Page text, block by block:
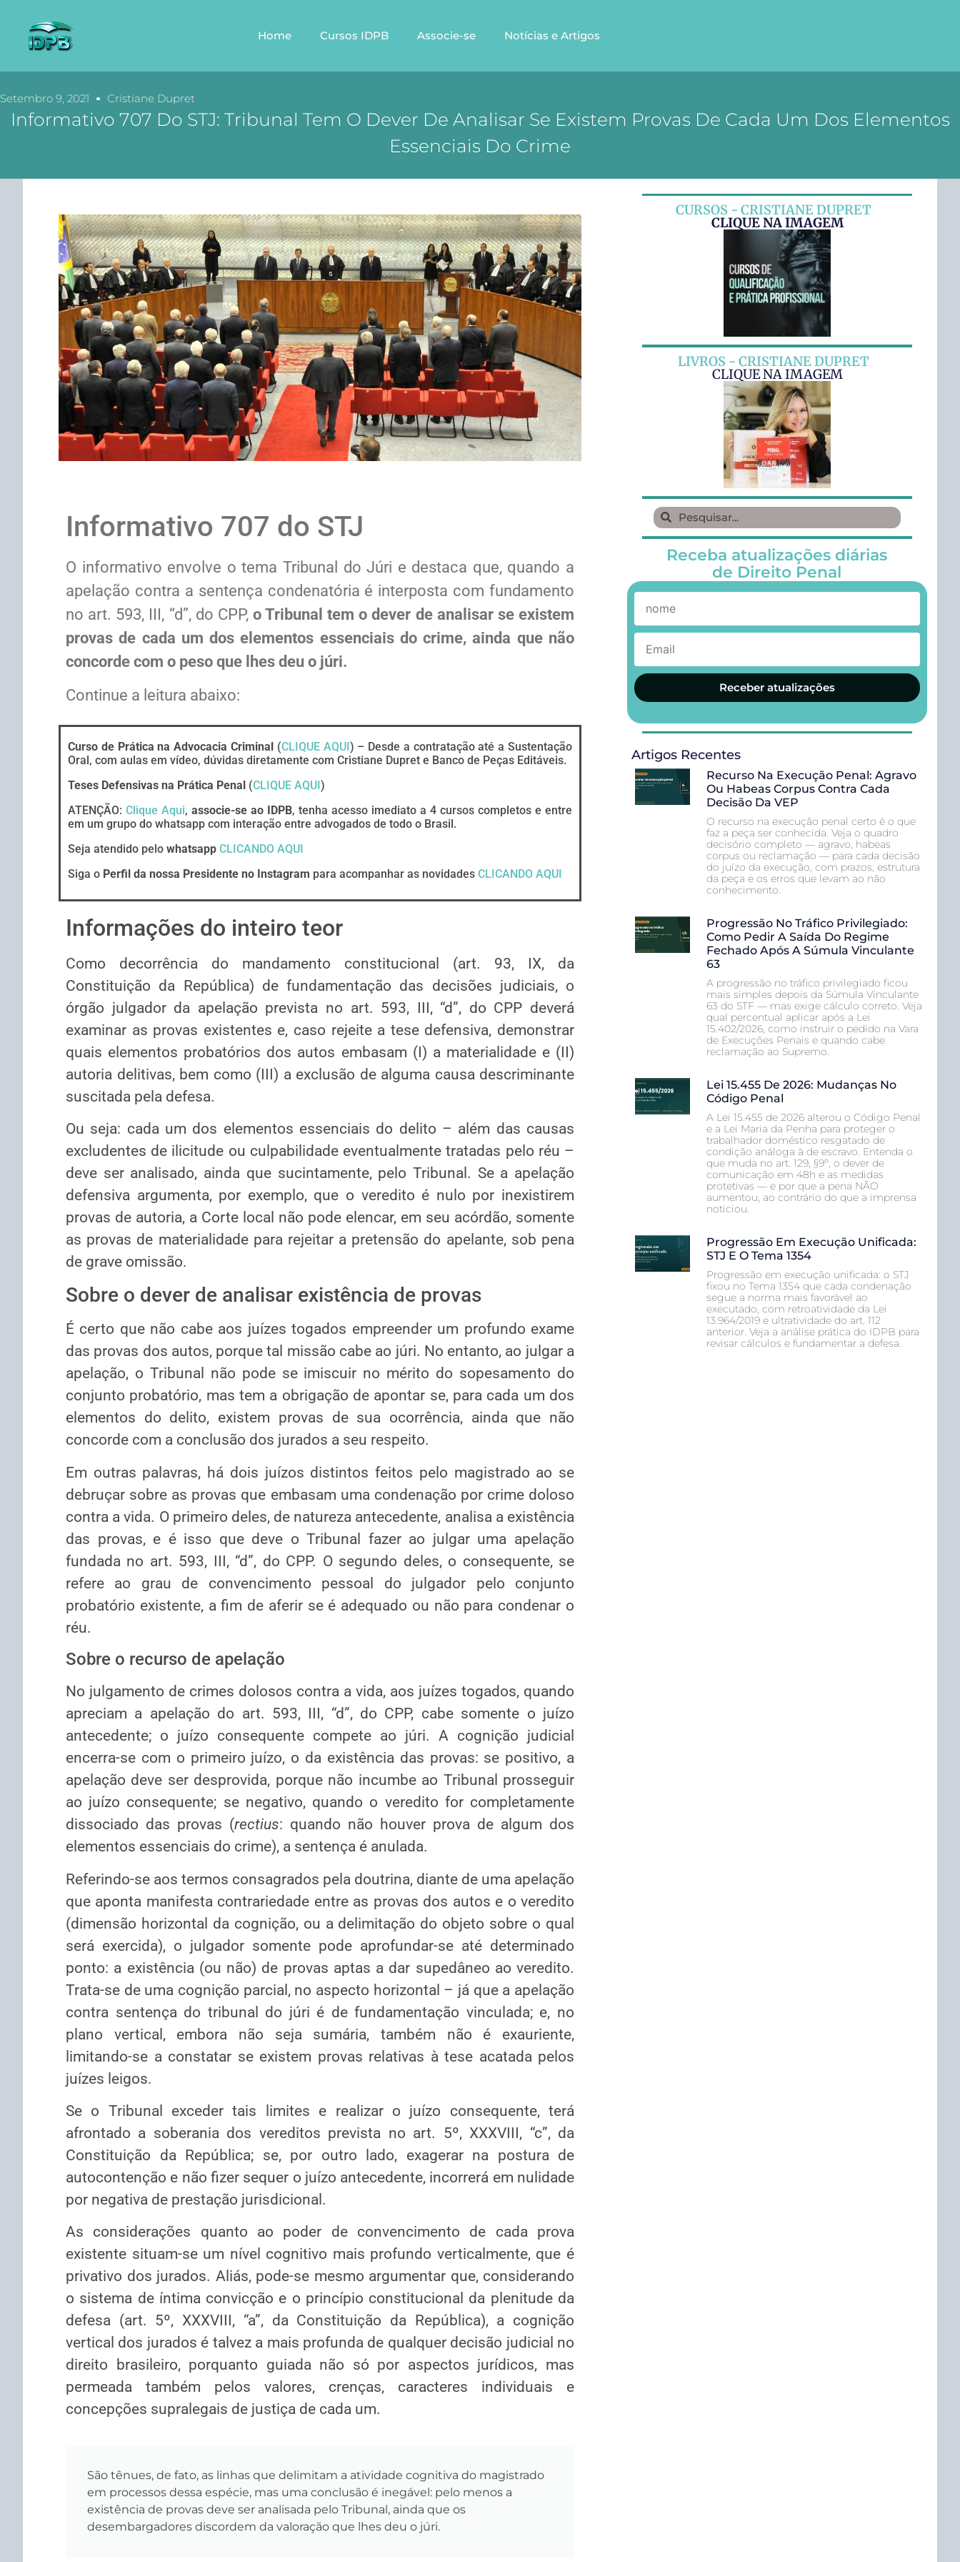
Home Cursos IDPB Associe-se Notícias e Artigos
Setembro 9, 2021 Cristiane Dupret
Informativo 707 Do STJ: Tribunal Tem O Dever De Analisar Se Existem Provas De Cada Um Dos Elementos
Essenciais Do Crime
Informativo 707 do STJ
O informativo envolve o tema Tribunal do Júri e destaca que, quando a
apelação contra a sentença condenatória é interposta com fundamento
no art. 593, III, “d”, do CPP, o Tribunal tem o dever de analisar se existem
provas de cada um dos elementos essenciais do crime, ainda que não
concorde com o peso que lhes deu o júri.
Continue a leitura abaixo:
Curso de Prática na Advocacia Criminal(CLIQUE AQUI) – Desde a contratação até a Sustentação
Oral, com aulas em vídeo, dúvidas diretamente com Cristiane Dupret e Banco de Peças Editáveis.
Teses Defensivas na Prática Penal (CLIQUE AQUI)
ATENÇÃO: Clique Aqui, associe-se ao IDPB, tenha acesso imediato a 4 cursos completos e entre
em um grupo do whatsapp com interação entre advogados de todo o Brasil.
Seja atendido pelo whatsapp CLICANDO AQUI
Siga o Perfil da nossa Presidente no Instagram para acompanhar as novidades CLICANDO AQUI
Informações do inteiro teor
Como decorrência do mandamento constitucional (art. 93, IX, da
Constituição da República) de fundamentação das decisões judiciais, o
órgão julgador da apelação prevista no art. 593, III, “d”, do CPP deverá
examinar as provas existentes e, caso rejeite a tese defensiva, demonstrar
quais elementos probatórios dos autos embasam (I) a materialidade e (II)
autoria delitivas, bem como (III) a exclusão de alguma causa descriminante
suscitada pela defesa.
Ou seja: cada um dos elementos essenciais do delito – além das causas
excludentes de ilicitude ou culpabilidade eventualmente tratadas pelo réu –
deve ser analisado, ainda que sucintamente, pelo Tribunal. Se a apelação
defensiva argumenta, por exemplo, que o veredito é nulo por inexistirem
provas de autoria, a Corte local não pode elencar, em seu acórdão, somente
as provas de materialidade para rejeitar a pretensão do apelante, sob pena
de grave omissão.
Sobre o dever de analisar existência de provas
É certo que não cabe aos juízes togados empreender um profundo exame
das provas dos autos, porque tal missão cabe ao júri. No entanto, ao julgar a
apelação, o Tribunal não pode se imiscuir no mérito do sopesamento do
conjunto probatório, mas tem a obrigação de apontar se, para cada um dos
elementos do delito, existem provas de sua ocorrência, ainda que não
concorde com a conclusão dos jurados a seu respeito.
Em outras palavras, há dois juízos distintos feitos pelo magistrado ao se
debruçar sobre as provas que embasam uma condenação por crime doloso
contra a vida. O primeiro deles, de natureza antecedente, analisa a existência
das provas, e é isso que deve o Tribunal fazer ao julgar uma apelação
fundada no art. 593, III, “d”, do CPP. O segundo deles, o consequente, se
refere ao grau de convencimento pessoal do julgador pelo conjunto
probatório existente, a fim de aferir se é adequado ou não para condenar o
réu.
Sobre o recurso de apelação
No julgamento de crimes dolosos contra a vida, aos juízes togados, quando
apreciam a apelação do art. 593, III, “d”, do CPP, cabe somente o juízo
antecedente; o juízo consequente compete ao júri. A cognição judicial
encerra-se com o primeiro juízo, o da existência das provas: se positivo, a
apelação deve ser desprovida, porque não incumbe ao Tribunal prosseguir
ao juízo consequente; se negativo, quando o veredito for completamente
dissociado das provas (rectius: quando não houver prova de algum dos
elementos essenciais do crime), a sentença é anulada.
Referindo-se aos termos consagrados pela doutrina, diante de uma apelação
que aponta manifesta contrariedade entre as provas dos autos e o veredito
(dimensão horizontal da cognição, ou a delimitação do objeto sobre o qual
será exercida), o julgador somente pode aprofundar-se até determinado
ponto: a existência (ou não) de provas aptas a dar supedâneo ao veredito.
Trata-se de uma cognição parcial, no aspecto horizontal – já que a apelação
contra sentença do tribunal do júri é de fundamentação vinculada; e, no
plano vertical, embora não seja sumária, também não é exauriente,
limitando-se a constatar se existem provas relativas à tese acatada pelos
juízes leigos.
Se o Tribunal exceder tais limites e realizar o juízo consequente, terá
afrontado a soberania dos vereditos prevista no art. 5º, XXXVIII, “c”, da
Constituição da República; se, por outro lado, exagerar na postura de
autocontenção e não fizer sequer o juízo antecedente, incorrerá em nulidade
por negativa de prestação jurisdicional.
As considerações quanto ao poder de convencimento de cada prova
existente situam-se um nível cognitivo mais profundo verticalmente, que é
privativo dos jurados. Aliás, pode-se mesmo argumentar que, considerando
o sistema de íntima convicção e o princípio constitucional da plenitude da
defesa (art. 5º, XXXVIII, “a”, da Constituição da República), a cognição
vertical dos jurados é talvez a mais profunda de qualquer decisão judicial no
direito brasileiro, porquanto guiada não só por aspectos jurídicos, mas
permeada também pelos valores, crenças, caracteres individuais e
concepções supralegais de justiça de cada um.
São tênues, de fato, as linhas que delimitam a atividade cognitiva do magistrado
em processos dessa espécie, mas uma conclusão é inegável: pelo menos a
existência de provas deve ser analisada pelo Tribunal, ainda que os
desembargadores discordem da valoração que lhes deu o júri.
CURSOS - CRISTIANE DUPRET
CLIQUE NA IMAGEM
LIVROS - CRISTIANE DUPRET
CLIQUE NA IMAGEM
Receba atualizações diárias
de Direito Penal
Receber atualizações
Artigos Recentes
Recurso Na Execução Penal: Agravo
Ou Habeas Corpus Contra Cada
Decisão Da VEP
O recurso na execução penal certo é o que
faz a peça ser conhecida. Veja o quadro
decisório completo — agravo, habeas
corpus ou reclamação — para cada decisão
do juízo da execução, com prazos, estrutura
da peça e os erros que levam ao não
conhecimento.
Progressão No Tráfico Privilegiado:
Como Pedir A Saída Do Regime
Fechado Após A Súmula Vinculante
63
A progressão no tráfico privilegiado ficou
mais simples depois da Súmula Vinculante
63 do STF — mas exige cálculo correto. Veja
qual percentual aplicar após a Lei
15.402/2026, como instruir o pedido na Vara
de Execuções Penais e quando cabe
reclamação ao Supremo.
Lei 15.455 De 2026: Mudanças No
Código Penal
A Lei 15.455 de 2026 alterou o Código Penal
e a Lei Maria da Penha para proteger o
trabalhador doméstico resgatado de
condição análoga à de escravo. Entenda o
que muda no art. 129, §9º, o dever de
comunicação em 48h e as medidas
protetivas — e por que a pena NÃO
aumentou, ao contrário do que a imprensa
noticiou.
Progressão Em Execução Unificada:
STJ E O Tema 1354
Progressão em execução unificada: o STJ
fixou no Tema 1354 que cada condenação
segue a norma mais favorável ao
executado, com retroatividade da Lei
13.964/2019 e ultratividade do art. 112
anterior. Veja a análise prática do IDPB para
revisar cálculos e fundamentar a defesa.